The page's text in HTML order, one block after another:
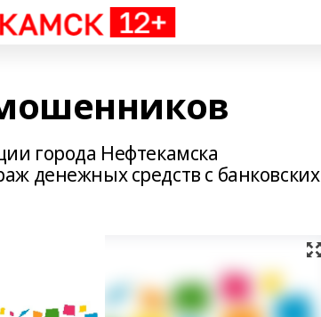
города Нефтекамска
денежных средств с банковских